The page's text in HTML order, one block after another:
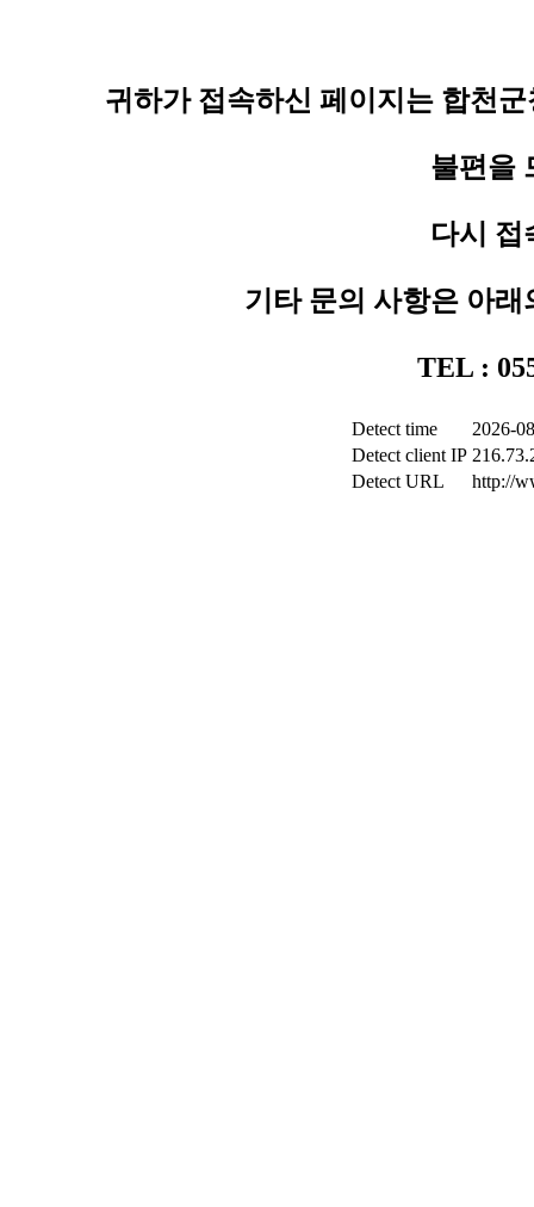
귀하가 접속하신 페이지는 합천
불편을
다시 접
기타 문의 사항은 아
TEL :
Detect time
2026-
Detect client IP
Detect URL
http://